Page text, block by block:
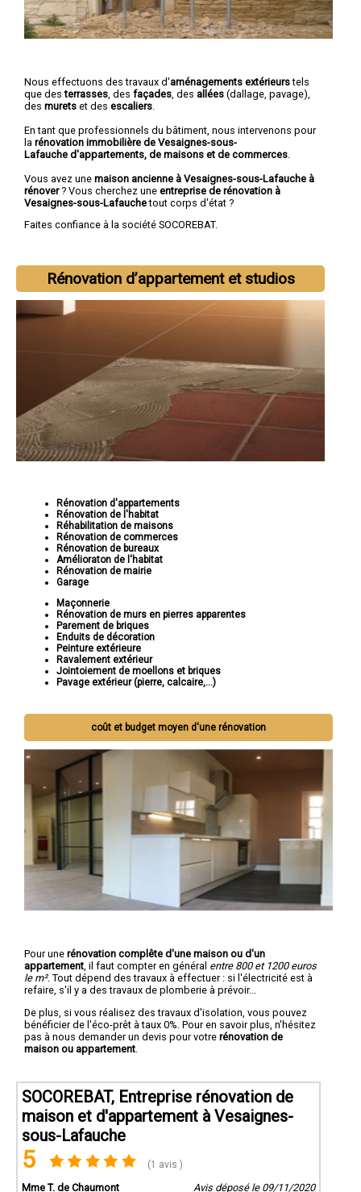
Nous effectuons des travaux d'aménagements extérieurstels
que desterrasses , des façades , des allées (dallage, pavage),
des murets et des escaliers
En tant que professionnels du bâtiment, nous intervenons pour
la rénovation immobilière de Vesaignes-sous-
Lafauche d'appartements, de maisons et de commerces
Vous avez une maison ancienne à Vesaignes-sous-Lafauche à
rénover? Vous cherchez une entreprise de rénovation à
Vesaignes-sous-Lafauchetout corps d'état ?
Faites confiance à la société SOCOREBAT.
Rénovation d’appartement et studios
Rénovation d'appartements
Rénovation de l'habitat
Réhabilitation de maisons
Rénovation de commerces
Rénovation de bureaux
Amélioraton de l'habitat
Rénovation de mairie
Garage
Maçonnerie
Rénovation de murs en pierres apparentes
Parement de briques
Enduits de décoration
Peinture extérieure
Ravalement extérieur
Jointoiement de moellons et briques
Pavage extérieur (pierre, calcaire,...)
coût et budget moyen d'une rénovation
Pour une rénovation complête d'une maison ou d'un
appartement , il faut compter en général entre 800 et 1200 euros
le m². Tout dépend des travaux à effectuer : si l'électricité est à
refaire, s'il y a des travaux de plomberie à prévoir...
De plus, si vous réalisez des travaux d'isolation, vous pouvez
bénéficier de l'éco-prêt à taux 0%. Pour en savoir plus, n'hésitez
pas à nous demander un devis pour votre rénovation de
maison ou appartement
SOCOREBAT, Entreprise rénovation de
maison et d'appartement à Vesaignes-
sous-Lafauche
5 (1 avis )
Mme T. de Chaumont Avis déposé le 09/11/2020